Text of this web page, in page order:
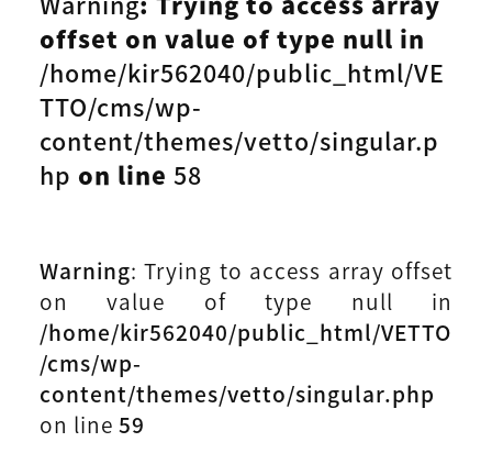
offset on value of type null in
/home/kir562040/public_html/VE
TTO/cms/wp-
content/themes/vetto/singular.p
hp on line 58
Warning: Trying to access array offset
on value of type null in
/home/kir562040/public_html/VETTO
/cms/wp-
content/themes/vetto/singular.php
on line 59